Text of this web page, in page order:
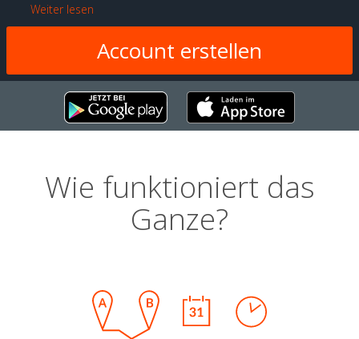
Weiter lesen
Wie funktioniert das
Ganze?